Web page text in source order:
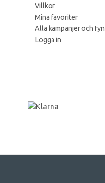
Villkor
Mina favoriter
Alla kampanjer och
Logga in